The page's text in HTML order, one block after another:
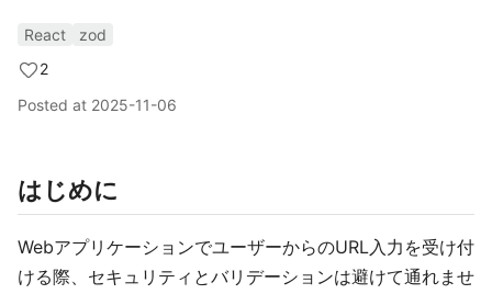
React
zod
2
Posted at 2025-11-06
はじめに
WebアプリケーションでユーザーからのURL入力を受け付
ける際、セキュリティとバリデーションは避けて通れませ